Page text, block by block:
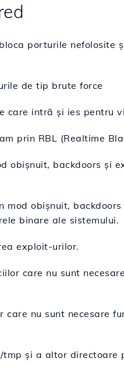
porturile nefolosite
de tip brute force
care intră și ies pentru
prin RBL (Realtime
obișnuit, backdoors și
obișnuit,
binare ale sistemului.
exploit-urilor.
care nu sunt
nu sunt necesare
și a altor directoare